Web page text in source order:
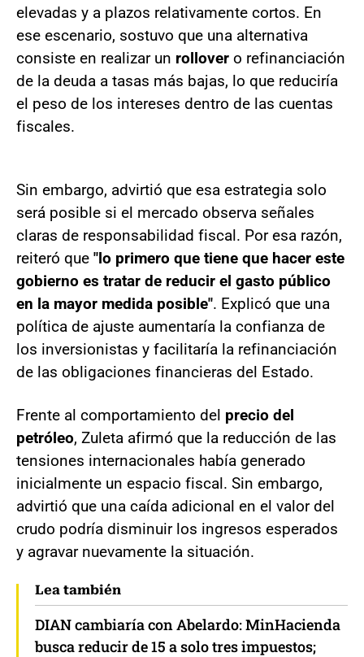
elevadas y a plazos relativamente cortos. En
ese escenario, sostuvo que una alternativa
consiste en realizar un rollover o refinanciación
de la deuda a tasas más bajas, lo que reduciría
el peso de los intereses dentro de las cuentas
fiscales.
Sin embargo, advirtió que esa estrategia solo
será posible si el mercado observa señales
claras de responsabilidad fiscal. Por esa razón,
reiteró que "lo primero que tiene que hacer este
gobierno es tratar de reducir el gasto público
en la mayor medida posible". Explicó que una
política de ajuste aumentaría la confianza de
los inversionistas y facilitaría la refinanciación
de las obligaciones financieras del Estado.
Frente al comportamiento del precio del
petróleo, Zuleta afirmó que la reducción de las
tensiones internacionales había generado
inicialmente un espacio fiscal. Sin embargo,
advirtió que una caída adicional en el valor del
crudo podría disminuir los ingresos esperados
y agravar nuevamente la situación.
Lea también
DIAN cambiaría con Abelardo: MinHacienda
busca reducir de 15 a solo tres impuestos;